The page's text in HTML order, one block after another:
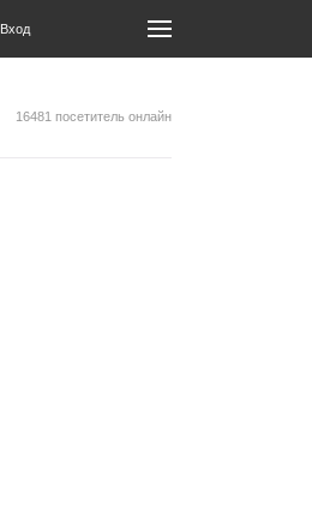
Вход
16481 посетитель онлайн